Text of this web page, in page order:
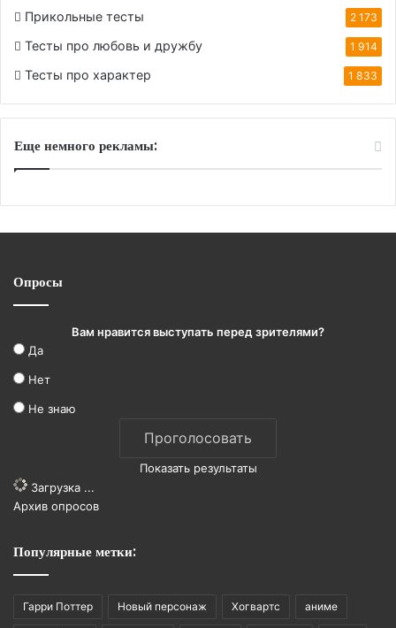
Прикольные тесты 2 173
Тесты про любовь и дружбу 1 914
Тесты про характер 1 833
Еще немного рекламы:
Опросы
Вам нравится выступать перед зрителями?
Да
Нет
Не знаю
Показать результаты
Загрузка ...
Архив опросов
Популярные метки:
Гарри Поттер Новый персонаж Хогвартс аниме